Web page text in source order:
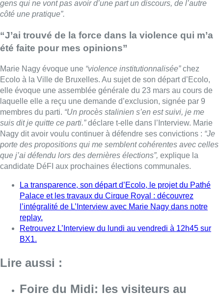
Nagy dit avoir voulu continuer à défendre ses convictions :“
porte des propositions qui me semblent cohérentes avec celles
candidate DéFI aux prochaines élections communales.
La transparence, son départ d’Ecolo, le projet du Pathé
Palace et les travaux du Cirque Royal : découvrez
l’intégralité de L’Interview avec Marie Nagy dans notre
Retrouvez L’Interview du lundi au vendredi à 12h45 sur
Lire aussi :
Foire du Midi: les visiteurs au
rendez-vous grâce à la météo